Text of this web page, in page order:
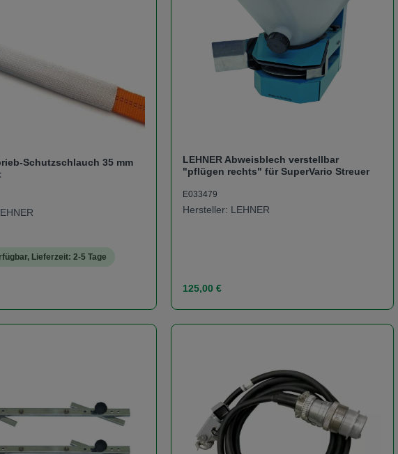
Wert ein oder benutze die Schaltflächen um die
Schutzschlauch 35 mm
Lieferzeit: 2-5 Tage
Anzahl: Gib den gewünschten Wert ein oder
LEHNER Abweisblech verstellbar
"pflügen rechts" für SuperVario Streuer
E033479
Hersteller: LEHNER
Regulärer Preis:
125,00 €
Produkt Anzahl: Gib den